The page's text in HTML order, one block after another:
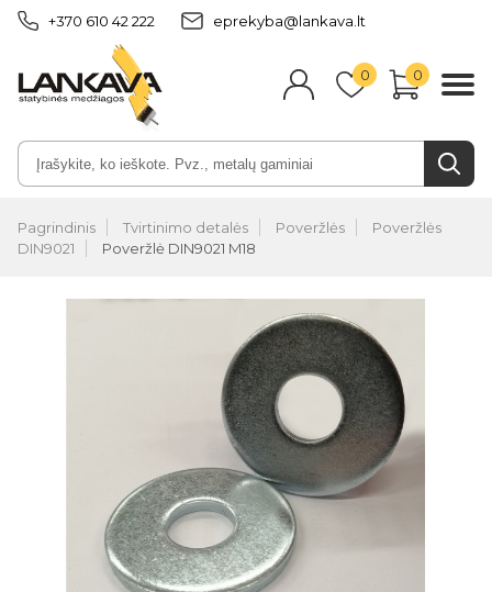
+370 610 42 222 eprekyba@lankava.lt
0 0
Pagrindinis Tvirtinimo detalės Poveržlės
Poveržlės
DIN9021
Poveržlė DIN9021 M18